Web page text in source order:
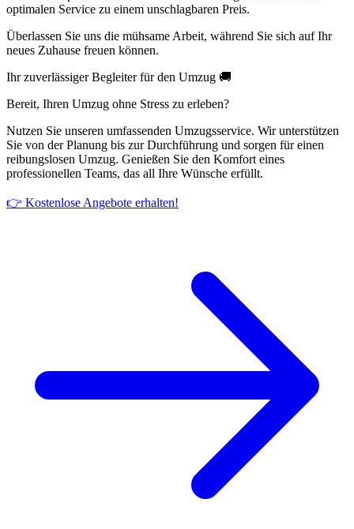
optimalen Service zu einem unschlagbaren Preis.
Überlassen Sie uns die mühsame Arbeit, während Sie sich auf Ihr
neues Zuhause freuen können.
Ihr zuverlässiger Begleiter für den Umzug 🚚
Bereit, Ihren Umzug ohne Stress zu erleben?
Nutzen Sie unseren umfassenden Umzugsservice. Wir unterstützen
Sie von der Planung bis zur Durchführung und sorgen für einen
reibungslosen Umzug. Genießen Sie den Komfort eines
professionellen Teams, das all Ihre Wünsche erfüllt.
👉 Kostenlose Angebote erhalten!